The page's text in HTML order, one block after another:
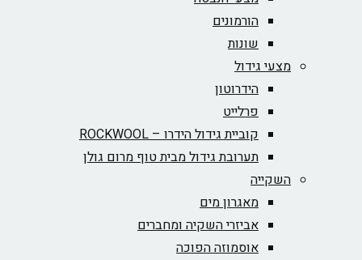
הורמונים
שונות
מצעי גידול
הידרוטון
פרלייט
קוביית גידול הידרו – ROCKWOOL‏
תערובת גידול מבית טוף מרום גולן
השקייה
מאגרון מים
אביזרי השקיה ומחברים
אוסמוזה הפוכה